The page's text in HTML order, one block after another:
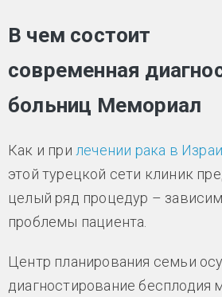
В чем состоит
современная
больниц Мемориал
Как и при лечении рака в
этой турецкой сети клиник
целый ряд процедур –
проблемы пациента.
Центр планирования семьи
диагностирование бесплодия